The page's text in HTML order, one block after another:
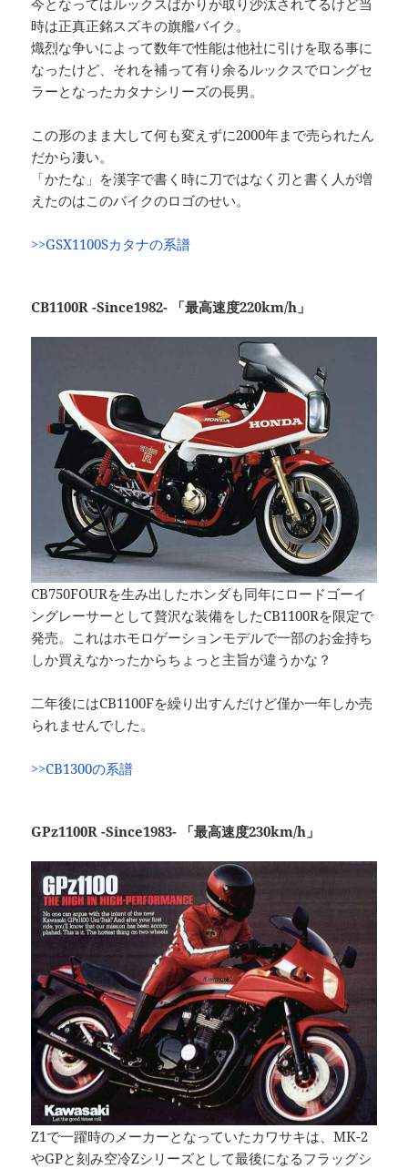
今となってはルックスばかりが取り沙汰されてるけど当
時は正真正銘スズキの旗艦バイク。
熾烈な争いによって数年で性能は他社に引けを取る事に
なったけど、それを補って有り余るルックスでロングセ
ラーとなったカタナシリーズの長男。
この形のまま大して何も変えずに2000年まで売られたん
だから凄い。
「かたな」を漢字で書く時に刀ではなく刃と書く人が増
えたのはこのバイクのロゴのせい。
>>GSX1100Sカタナの系譜
CB1100R -Since1982- 「最高速度220km/h」
CB750FOURを生み出したホンダも同年にロードゴーイ
ングレーサーとして贅沢な装備をしたCB1100Rを限定で
発売。これはホモロゲーションモデルで一部のお金持ち
しか買えなかったからちょっと主旨が違うかな？
二年後にはCB1100Fを繰り出すんだけど僅か一年しか売
られませんでした。
>>CB1300の系譜
GPz1100R -Since1983- 「最高速度230km/h」
Z1で一躍時のメーカーとなっていたカワサキは、MK-2
やGPと刻み空冷Zシリーズとして最後になるフラッグシ